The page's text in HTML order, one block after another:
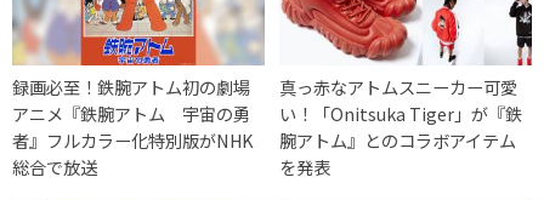
録画必至！鉄腕アトム初の劇場
アニメ『鉄腕アトム 宇宙の勇
者』フルカラー化特別版がNHK
総合で放送
真っ赤なアトムスニーカー可愛
い！「Onitsuka Tiger」が『鉄
腕アトム』とのコラボアイテム
を発表